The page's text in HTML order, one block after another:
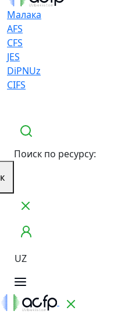
Малака
AFS
CFS
JES
DiPNUz
CIFS
Поиск по ресурсу:
UZ